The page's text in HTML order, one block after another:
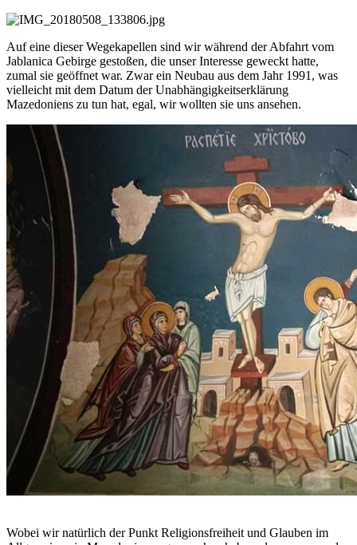
Auf eine dieser Wegekapellen sind wir während der Abfahrt vom
Jablanica Gebirge gestoßen, die unser Interesse geweckt hatte,
zumal sie geöffnet war. Zwar ein Neubau aus dem Jahr 1991, was
vielleicht mit dem Datum der Unabhängigkeitserklärung
Mazedoniens zu tun hat, egal, wir wollten sie uns ansehen.
Wobei wir natürlich der Punkt Religionsfreiheit und Glauben im